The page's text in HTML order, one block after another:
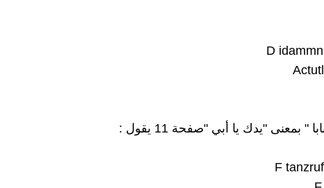
D
"يدك يا أبي "صفحة 11 يقول :
F